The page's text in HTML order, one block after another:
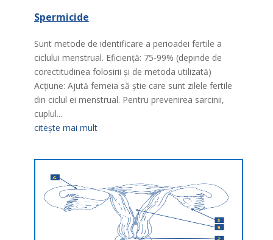
Spermicide
Sunt metode de identificare a perioadei fertile a
ciclului menstrual. Eficienţă: 75-99% (depinde de
corectitudinea folosirii şi de metoda utilizată)
Acţiune: Ajută femeia să ştie care sunt zilele fertile
din ciclul ei menstrual. Pentru prevenirea sarcinii,
cuplul...
citește mai mult